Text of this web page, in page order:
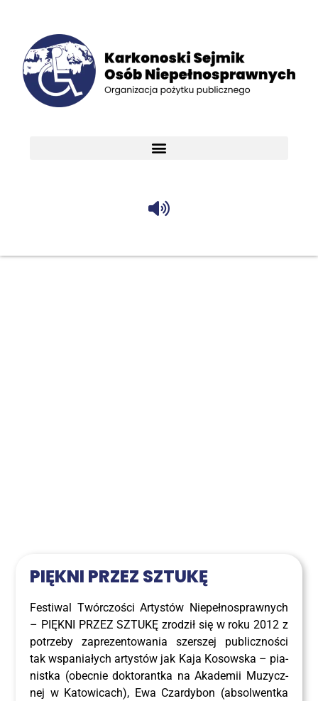
PIĘK­NI PRZEZ SZTUKĘ
Festi­wal Twór­czo­ści Arty­stów Nie­peł­no­spraw­nych
– PIĘK­NI PRZEZ SZTU­KĘ zro­dził się w roku 2012 z
potrze­by zapre­zen­to­wa­nia szer­szej publicz­no­ści
tak wspa­nia­łych arty­stów jak Kaja Kosow­ska – pia­
nist­ka (obec­nie dok­to­rant­ka na Aka­de­mii Muzycz­
nej w Kato­wi­cach), Ewa Czar­dy­bon (absol­went­ka